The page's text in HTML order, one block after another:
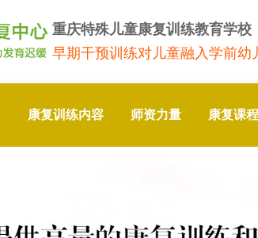
重庆特殊儿童康复训练教育学校
早期干预训练对儿童融入学前幼
康复训练内容 师资力量 康复课